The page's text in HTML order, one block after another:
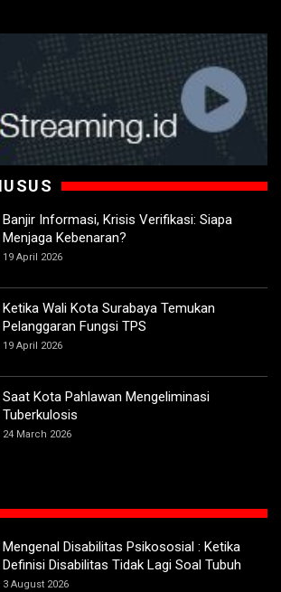
Banjir Informasi, Krisis Verifikasi: Siapa
Menjaga Kebenaran?
19 April 2026
Ketika Wali Kota Surabaya Temukan
Pelanggaran Fungsi TPS
19 April 2026
Saat Kota Pahlawan Mengeliminasi
Tuberkulosis
24 March 2026
Mengenal Disabilitas Psikososial : Ketika
Definisi Disabilitas Tidak Lagi Soal Tubuh
3 August 2026